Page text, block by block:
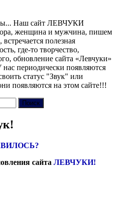
Наш сайт ЛЕВЧУКИ
женщина и мужчина, пишем
полезная
где-то творчество,
обновление сайта «Левчуки»
периодически появляются
статус "Звук" или
появляются на этом сайте!!!
Поиск
сайта ЛЕВЧУКИ!